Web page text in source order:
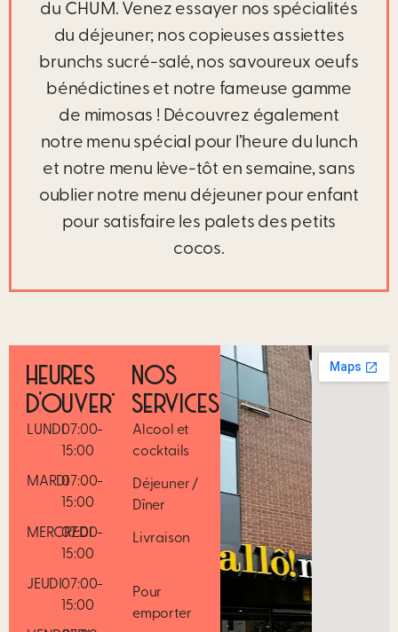
du CHUM. Venez essayer nos spécialités
du déjeuner; nos copieuses assiettes
brunchs sucré-salé, nos savoureux oeufs
bénédictines et notre fameuse gamme
de mimosas ! Découvrez également
notre menu spécial pour l’heure du lunch
et notre menu lève-tôt en semaine, sans
oublier notre menu déjeuner pour enfant
pour satisfaire les palets des petits
cocos.
HEURES
D’OUVERTURE
LUNDI07:00-
15:00
MARDI07:00-
15:00
MERCREDI
07:00-
15:00
JEUDI07:00-
15:00
NOS
SERVICES
Alcool et
cocktails
Déjeuner /
Dîner
Livraison
Pour
emporter